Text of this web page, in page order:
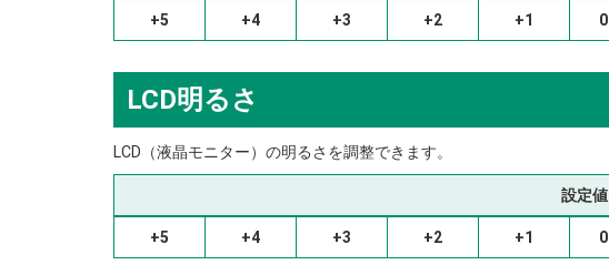
+5 +4 +3 +2 +1 0
LCD明るさ
LCD（液晶モニター）の明るさを調整できます。
設定値
+5 +4 +3 +2 +1 0